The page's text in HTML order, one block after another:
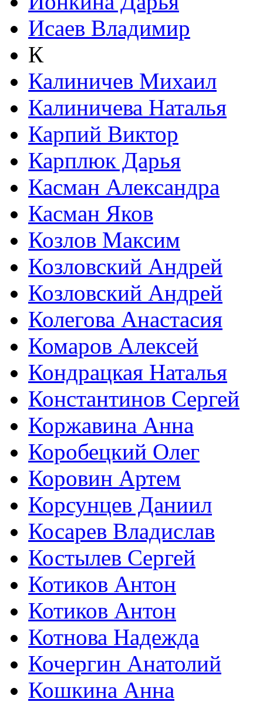
Исаев Владимир
К
Калиничев Михаил
Калиничева Наталья
Карпий Виктор
Карплюк Дарья
Касман Александра
Касман Яков
Козлов Максим
Козловский Андрей
Козловский Андрей
Колегова Анастасия
Комаров Алексей
Кондрацкая Наталья
Константинов Сергей
Коржавина Анна
Коробецкий Олег
Коровин Артем
Корсунцев Даниил
Косарев Владислав
Костылев Сергей
Котиков Антон
Котиков Антон
Котнова Надежда
Кочергин Анатолий
Кошкина Анна